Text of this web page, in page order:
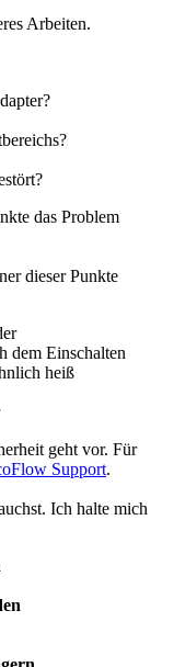
Arbeiten.
das Problem
dieser Punkte
dem Einschalten
heiß
geht vor. Für
Support.
Ich halte mich